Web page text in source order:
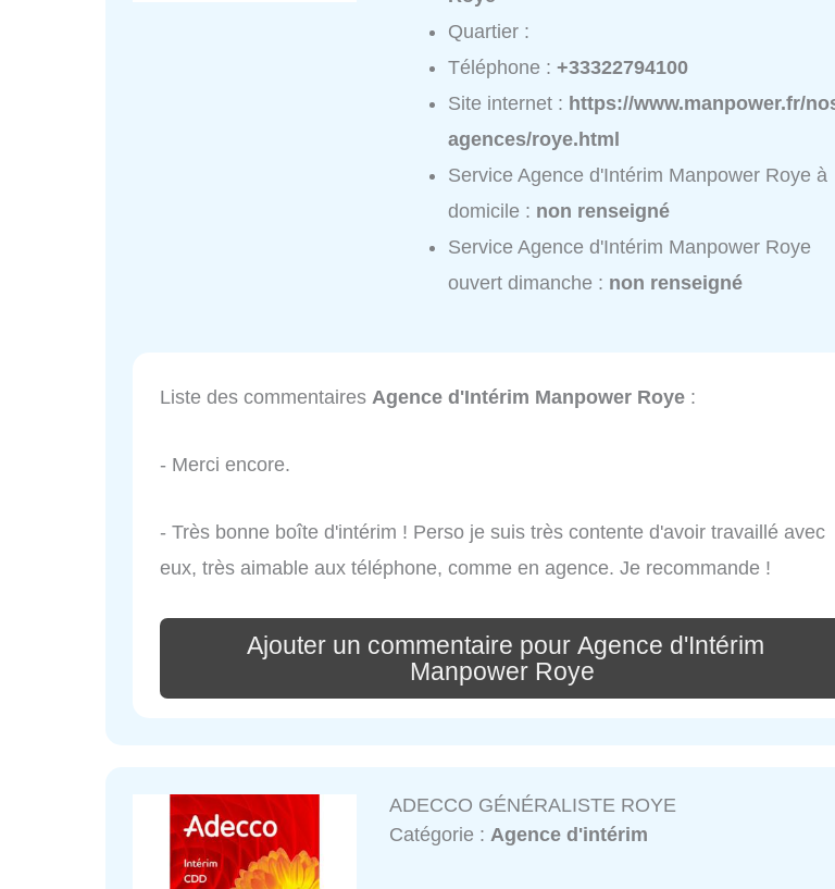
Quartier :
Téléphone :+33322794100
Site internet : https://www.manpower.fr/
agences/roye.html
Service Agence d'Intérim Manpower Roye à
domicile : non renseigné
Service Agence d'Intérim Manpower Roye
ouvert dimanche : non renseigné
Liste des commentaires Agence d'Intérim Manpower Roye :
- Merci encore.
- Très bonne boîte d'intérim ! Perso je suis très contente d'avoir travaillé avec
eux, très aimable aux téléphone, comme en agence. Je recommande !
Ajouter un commentaire pour Agence d'Intérim
Manpower Roye
ADECCO GÉNÉRALISTE ROYE
Catégorie : Agence d'intérim